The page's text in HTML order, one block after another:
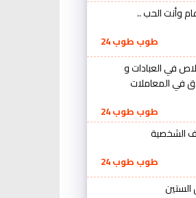
وأنت الحب ..
طوب طوب 24
في العبادات و
في المعاملات
طوب طوب 24
الشخصية
طوب طوب 24